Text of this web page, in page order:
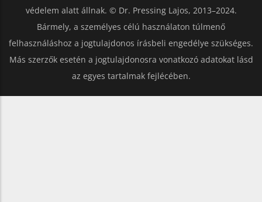
védelem alatt állnak. © Dr. Pressing Lajos, 2013–2024.
Bármely, a személyes célú használaton túlmenő
felhasználáshoz a jogtulajdonos írásbeli engedélye szükséges.
Más szerzők esetén a jogtulajdonosra vonatkozó adatokat lásd
az egyes tartalmak fejlécében.